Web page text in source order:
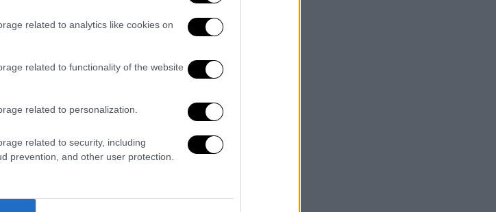
related to analytics like cookies on
related to functionality of the website
related to personalization.
related to security, including
prevention, and other user protection.
στους 10 ενόχους
για τη
11:33
το Μάτι - Οι πρώτες